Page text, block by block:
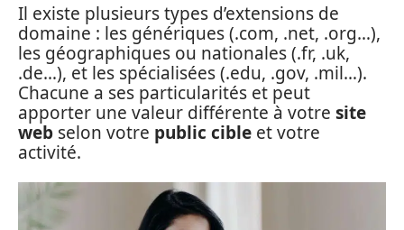
Il existe plusieurs types d’extensions de
domaine : les génériques (.com, .net, .org…),
les géographiques ou nationales (.fr, .uk,
.de…), et les spécialisées (.edu, .gov, .mil…).
Chacune a ses particularités et peut
apporter une valeur différente à votre site
web selon votre public cible et votre
activité.